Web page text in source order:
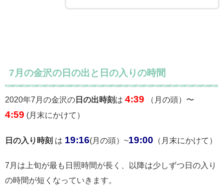
7月の金沢の日の出と日の入りの時間
2020年7月の金沢の 日の出時刻 は 4:39 （月の頭）〜
4:59 (月末にかけて）
日の入り時刻 は 19:16(月の頭）~19:00 （月末にかけて）
7月は上旬が最も日照時間が長く、以降は少しずつ日の入り
の時間が短くなっていきます。